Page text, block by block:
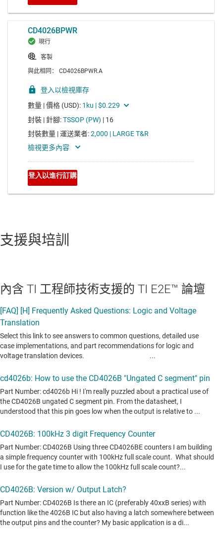
支援與培訓
內含 TI 工程師技術支援的 TI E2E™ 論壇